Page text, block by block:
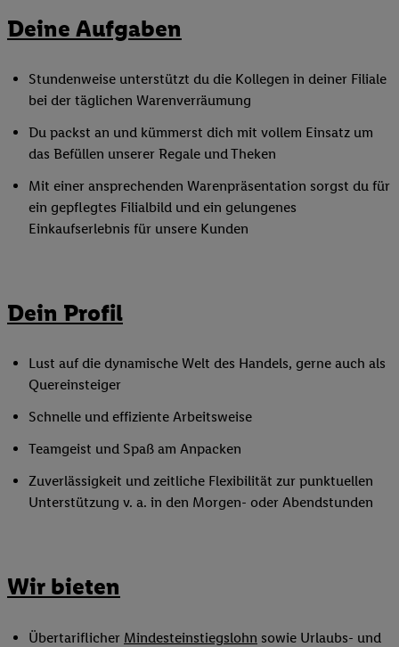
Deine Aufgaben
Stundenweise unterstützt du die Kollegen in deiner Filiale
bei der täglichen Warenverräumung
Du packst an und kümmerst dich mit vollem Einsatz um
das Befüllen unserer Regale und Theken
Mit einer ansprechenden Warenpräsentation sorgst du für
ein gepflegtes Filialbild und ein gelungenes
Einkaufserlebnis für unsere Kunden
Dein Profil
Lust auf die dynamische Welt des Handels, gerne auch als
Quereinsteiger
Schnelle und effiziente Arbeitsweise
Teamgeist und Spaß am Anpacken
Zuverlässigkeit und zeitliche Flexibilität zur punktuellen
Unterstützung v. a. in den Morgen- oder Abendstunden
Wir bieten
Übertariflicher Mindesteinstiegslohn sowie Urlaubs- und